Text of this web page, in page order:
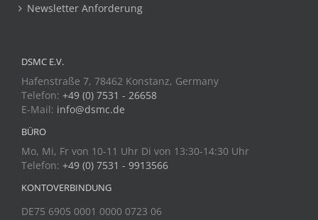
Newsletter Anforderung
DSMC E.V.
Hafenstraße 7, 78462 Konstanz, Germany
Telefon: +49 (0) 7531 - 26658
E-Mail: info@dsmc.de
BÜRO
Mo, Mi, Fr von 10-11 Uhr Di von 13:30-14:30 Uhr
Telefon: +49 (0) 7531 - 9913566
KONTOVERBINDUNG
DE75 6905 0001 0000 0723 06